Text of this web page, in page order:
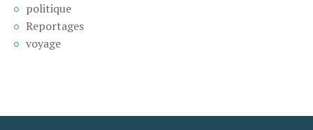
politique
Reportages
voyage